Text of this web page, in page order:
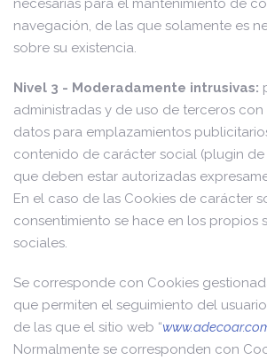
necesarias para el mantenimiento de
navegación, de las que solamente es
sobre su existencia.
Nivel 3 - Moderadamente intrusivas:
administradas y de uso de terceros
datos para emplazamientos
contenido de carácter social (plugin de
que deben estar autorizadas
En el caso de las Cookies de carácter
consentimiento se hace en los propios
sociales.
Se corresponde con Cookies
que permiten el seguimiento del
de las que el sitio web “
Normalmente se corresponden con